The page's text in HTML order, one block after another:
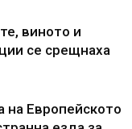
виното и
се срещнаха
Европейското